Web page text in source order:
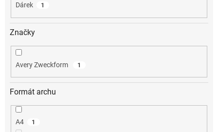
Dárek 1
Značky
Avery Zweckform 1
Formát archu
A4 1